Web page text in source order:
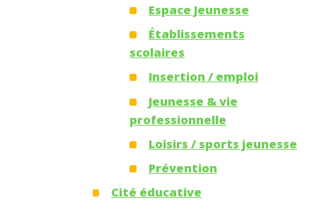
Espace Jeunesse
Établissements
scolaires
Insertion / emploi
Jeunesse & vie
professionnelle
Loisirs / sports jeunesse
Prévention
Cité éducative